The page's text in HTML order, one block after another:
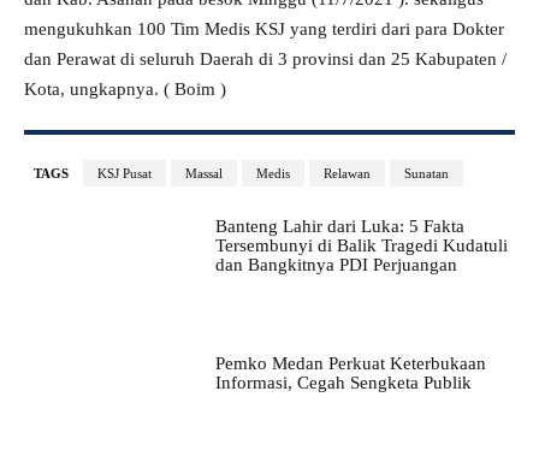
mengukuhkan 100 Tim Medis KSJ yang terdiri dari para Dokter
dan Perawat di seluruh Daerah di 3 provinsi dan 25 Kabupaten /
Kota, ungkapnya. ( Boim )
TAGS KSJ Pusat Massal Medis Relawan Sunatan
Banteng Lahir dari Luka: 5 Fakta
Tersembunyi di Balik Tragedi Kudatuli
dan Bangkitnya PDI Perjuangan
Pemko Medan Perkuat Keterbukaan
Informasi, Cegah Sengketa Publik